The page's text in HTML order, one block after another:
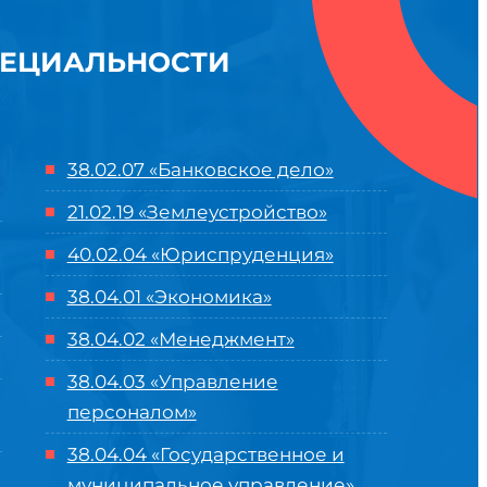
38.02.07 «Банковское дело»
21.02.19 «Землеустройство»
40.02.04 «Юриспруденция»
38.04.01 «Экономика»
38.04.02 «Менеджмент»
38.04.03 «Управление
персоналом»
38.04.04 «Государственное и